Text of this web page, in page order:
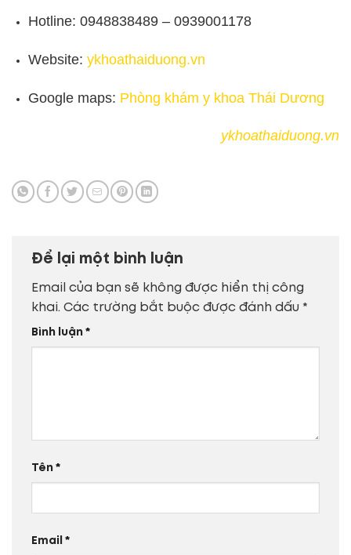
Hotline: 0948838489 – 0939001178
Website: ykhoathaiduong.vn
Google maps: Phòng khám y khoa Thái Dương
ykhoathaiduong.vn
Để lại một bình luận
Email của bạn sẽ không được hiển thị công
khai. Các trường bắt buộc được đánh dấu *
Bình luận *
Tên *
Email *